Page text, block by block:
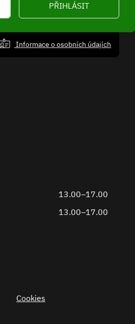
PŘIHLÁSIT
Informace o osobních údajích
13.00–17.00
13.00–17.00
Cookies